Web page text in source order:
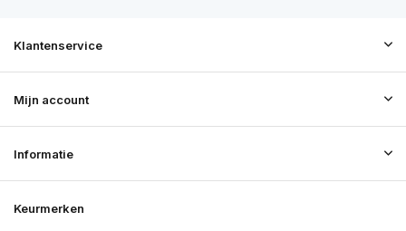
Klantenservice
Mijn account
Informatie
Keurmerken